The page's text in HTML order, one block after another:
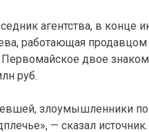
агентства, в
работающая
Первомайское двое
руб.
злоумышленники по
— сказал источник.